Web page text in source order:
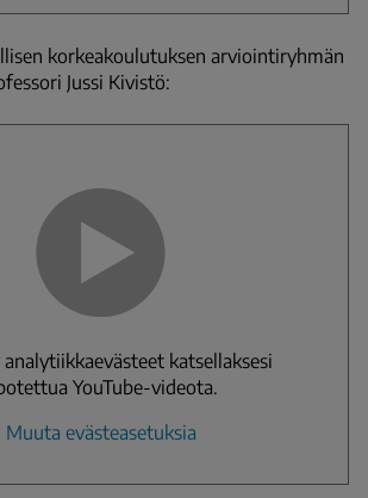
korkeakoulutuksen arviointiryhmän
Jussi Kivistö:
analytiikkaevästeet katsellaksesi
YouTube-videota.
Muuta evästeasetuksia